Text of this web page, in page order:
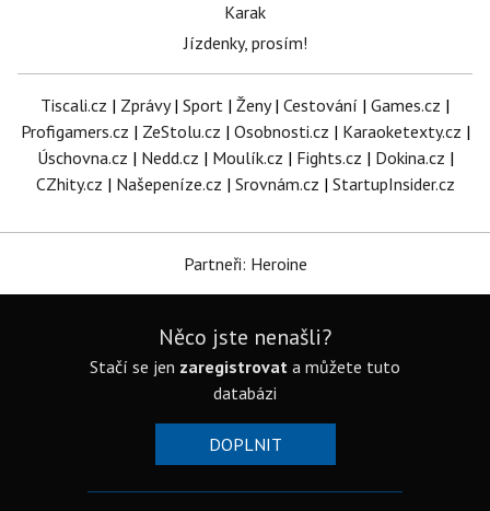
Karak
Jízdenky, prosím!
Tiscali.cz | Zprávy| Sport | Ženy| Cestování | Games.cz |
Profigamers.cz | ZeStolu.cz | Osobnosti.cz | Karaoketexty.cz |
Úschovna.cz | Nedd.cz | Moulík.cz | Fights.cz | Dokina.cz |
CZhity.cz | Našepeníze.cz | Srovnám.cz | StartupInsider.cz
Partneři: Heroine
Něco jste nenašli?
Stačí se jen zaregistrovat a můžete tuto
databázi
DOPLNIT